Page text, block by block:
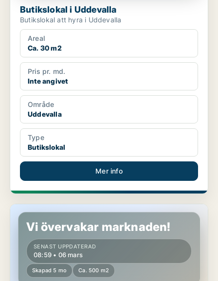
Butikslokal i Uddevalla
Butikslokal att hyra i Uddevalla
Areal
Ca. 30 m2
Pris pr. md.
Inte angivet
Område
Uddevalla
Type
Butikslokal
Mer info
Butikslokal i Uddevalla
Vi övervakar marknaden!
SENAST UPPDATERAD
08:59 • 06 mars
Skapad 5 mo Ca. 500 m2